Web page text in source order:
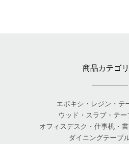
商品カテゴ
エポキシ・レジン・テ
ウッド・スラブ・テー
オフィスデスク・仕事机・
ダイニングテーブ